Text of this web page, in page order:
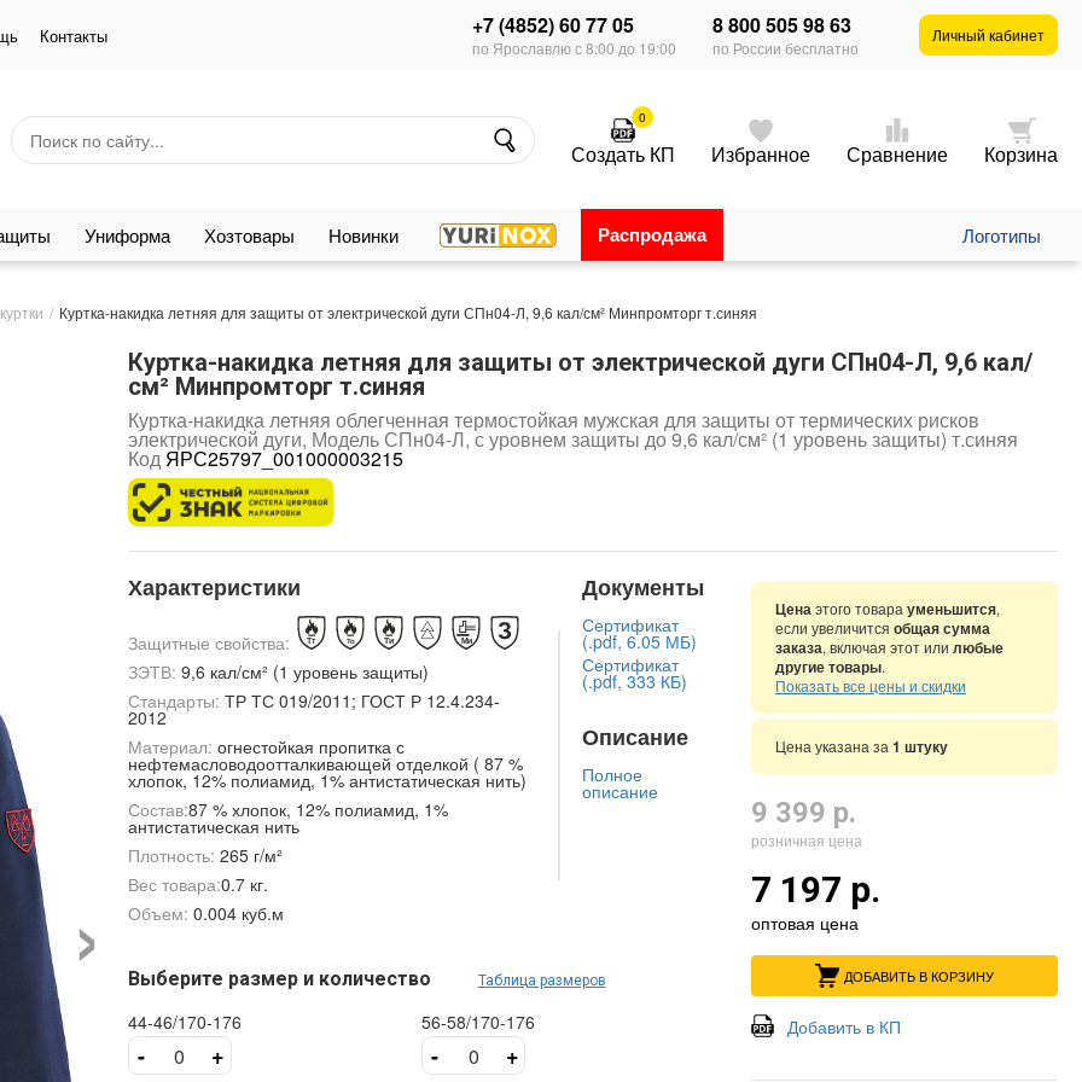
Контакты +7 (4852) 60 77 05
по Ярославлю с 8:00 до 19:00
8 800 505 98 63
по России бесплатно
Личный кабинет
0
Создать КП Избранное Сравнение Корзина
Униформа Хозтовары Новинки Распродажа Логотипы
Куртка-накидка летняя для защиты от электрической дуги СПн04-Л, 9,6 кал/см² Минпромторг т.синяя
›
Куртка-накидка летняя для защиты от электрической дуги СПн04-Л, 9,6 кал/
см² Минпромторг т.синяя
Куртка-накидка летняя облегченная термостойкая мужская для защиты от термических рисков
электрической дуги, Модель СПн04-Л, с уровнем защиты до 9,6 кал/см² (1 уровень защиты) т.синяя
Код ЯРС25797_001000003215
Характеристики
Защитные свойства:
ЗЭТВ: 9,6 кал/см² (1 уровень защиты)
Стандарты: ТР ТС 019/2011; ГОСТ Р 12.4.234-
2012
Материал: огнестойкая пропитка с
нефтемасловодоотталкивающей отделкой ( 87 %
хлопок, 12% полиамид, 1% антистатическая нить)
Состав:87 % хлопок, 12% полиамид, 1%
антистатическая нить
Плотность: 265 г/м²
Вес товара:0.7 кг.
Объем: 0.004 куб.м
Документы
Сертификат
(.pdf, 6.05 МБ)
Сертификат
(.pdf, 333 КБ)
Описание
Полное
описание
Выберите размер и количество Таблица размеров
44-46/170-176
- +
56-58/170-176
- +
Ценаэтого товара уменьшится,
если увеличится общая сумма
заказа, включая этот или любые
другие товары.
Показать все цены и скидки
Цена указана за 1 штуку
9 399 р.
розничная цена
7 197 р.
оптовая цена
ДОБАВИТЬ В КОРЗИНУ
Добавить в КП